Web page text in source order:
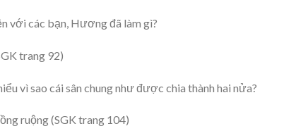
với các bạn, Hương đã làm gì?
trang 92)
vì sao cái sân chung như được chia thành hai nửa?
ruộng (SGK trang 104)